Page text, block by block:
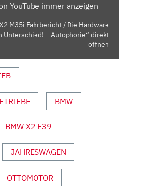
YouTube immer anzeigen
M35i Fahrbericht / Die Hardware
Unterschied! – Autophorie“ direkt
öffnen
BMW
BMW X2 F39
JAHRESWAGEN
OTTOMOTOR